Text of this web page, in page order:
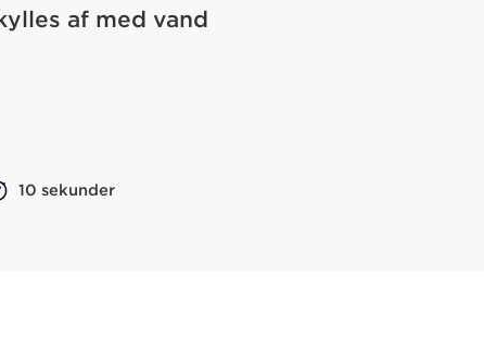
af med vand
10 sekunder